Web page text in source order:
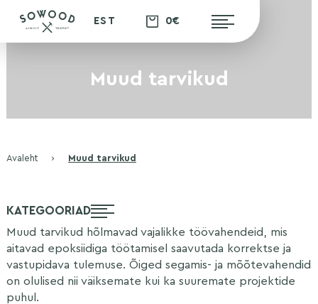
EST 0€
Muud tarvikud
Avaleht › Muud tarvikud
KATEGOORIAD
Muud tarvikud hõlmavad vajalikke töövahendeid, mis
aitavad epoksiidiga töötamisel saavutada korrektse ja
vastupidava tulemuse. Õiged segamis- ja mõõtevahendid
on olulised nii väiksemate kui ka suuremate projektide
puhul.